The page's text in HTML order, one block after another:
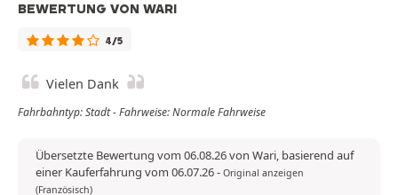
BEWERTUNG VON WARI
4/5
Vielen Dank
Fahrbahntyp: Stadt - Fahrweise: Normale Fahrweise
Übersetzte Bewertung vom 06.08.26 von Wari, basierend auf
einer Kauferfahrung vom 06.07.26- Original anzeigen
(Französisch)